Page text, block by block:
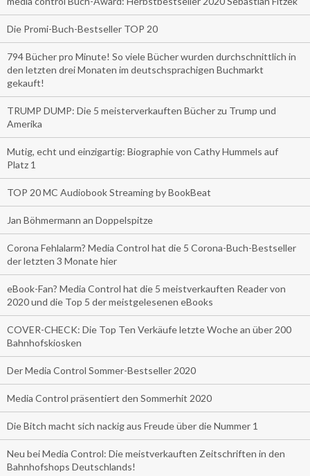
Die Promi-Buch-Bestseller TOP 20
794 Bücher pro Minute! So viele Bücher wurden durchschnittlich in
den letzten drei Monaten im deutschsprachigen Buchmarkt
gekauft!
TRUMP DUMP: Die 5 meisterverkauften Bücher zu Trump und
Amerika
Mutig, echt und einzigartig: Biographie von Cathy Hummels auf
Platz 1
TOP 20 MC Audiobook Streaming by BookBeat
Jan Böhmermann an Doppelspitze
Corona Fehlalarm? Media Control hat die 5 Corona-Buch-Bestseller
der letzten 3 Monate hier
eBook-Fan? Media Control hat die 5 meistverkauften Reader von
2020 und die Top 5 der meistgelesenen eBooks
COVER-CHECK: Die Top Ten Verkäufe letzte Woche an über 200
Bahnhofskiosken
Der Media Control Sommer-Bestseller 2020
Media Control präsentiert den Sommerhit 2020
Die Bitch macht sich nackig aus Freude über die Nummer 1
Neu bei Media Control: Die meistverkauften Zeitschriften in den
Bahnhofshops Deutschlands!